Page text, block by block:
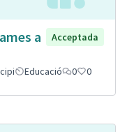
a
Acceptada
Educació 0 0